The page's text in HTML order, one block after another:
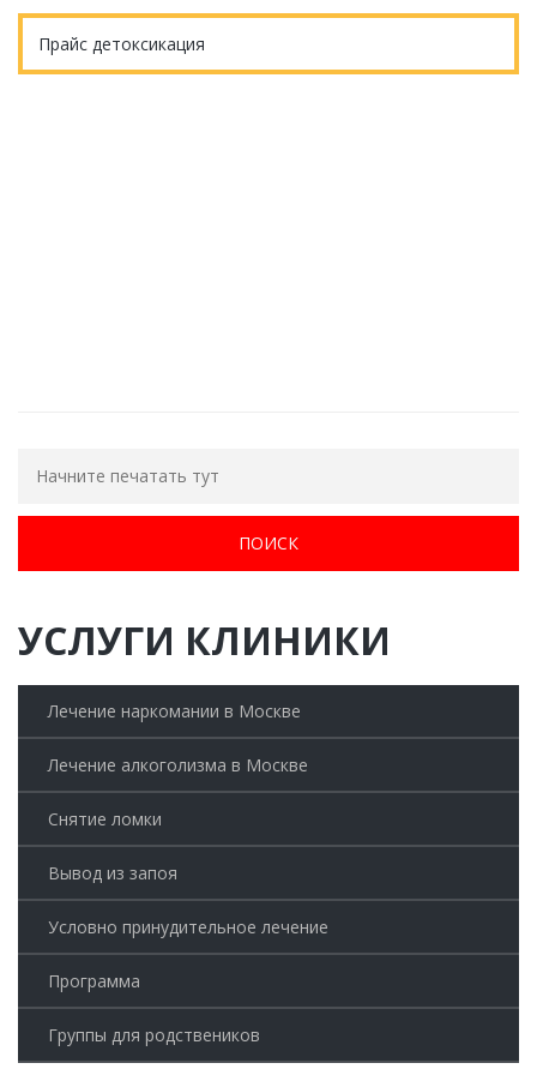
Прайс детоксикация
УСЛУГИ КЛИНИКИ
Лечение наркомании в Москве
Лечение алкоголизма в Москве
Снятие ломки
Вывод из запоя
Условно принудительное лечение
Программа
Группы для родствеников